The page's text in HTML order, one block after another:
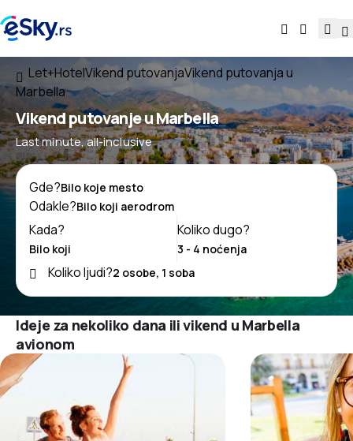
Let+HotelVikend putovanjaVikend putovanja u
Marbella
Vikend putovanje u Marbella
Last minute, all-inclusive
Gde?
Odakle?
Kada?
Koliko dugo?
Koliko ljudi?
Ideje za nekoliko dana ili vikend u Marbella
avionom